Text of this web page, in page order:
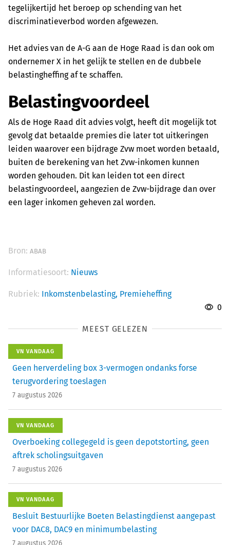
tegelijkertijd het beroep op schending van het
discriminatieverbod worden afgewezen.
Het advies van de A-G aan de Hoge Raad is dan ook om
ondernemer X in het gelijk te stellen en de dubbele
belastingheffing af te schaffen.
Belastingvoordeel
Als de Hoge Raad dit advies volgt, heeft dit mogelijk tot
gevolg dat betaalde premies die later tot uitkeringen
leiden waarover een bijdrage Zvw moet worden betaald,
buiten de berekening van het Zvw-inkomen kunnen
worden gehouden. Dit kan leiden tot een direct
belastingvoordeel, aangezien de Zvw-bijdrage dan over
een lager inkomen geheven zal worden.
Bron: ABAB
Informatiesoort: Nieuws
Rubriek: Inkomstenbelasting, Premieheffing
0
MEEST GELEZEN
VN VANDAAG
Geen herverdeling box 3-vermogen ondanks forse
terugvordering toeslagen
7 augustus 2026
VN VANDAAG
Overboeking collegegeld is geen depotstorting, geen
aftrek scholingsuitgaven
7 augustus 2026
VN VANDAAG
Besluit Bestuurlijke Boeten Belastingdienst aangepast
voor DAC8, DAC9 en minimumbelasting